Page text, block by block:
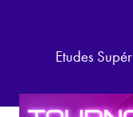
Etudes